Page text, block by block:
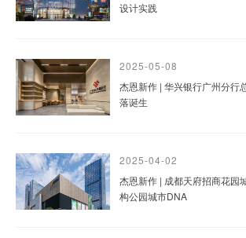
设计实践
2025-05-08
杰恩新作 | 华兴银行广州分行
落诞生
2025-04-02
杰恩新作 | 成都天府招商花园
构公园城市DNA